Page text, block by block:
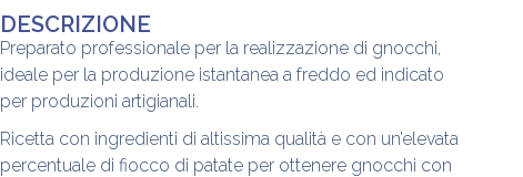
DESCRIZIONE
Preparato professionale per la realizzazione di gnocchi,
ideale per la produzione istantanea a freddo ed indicato
per produzioni artigianali.
Ricetta con ingredienti di altissima qualità e con un’elevata
percentuale di fiocco di patate per ottenere gnocchi con